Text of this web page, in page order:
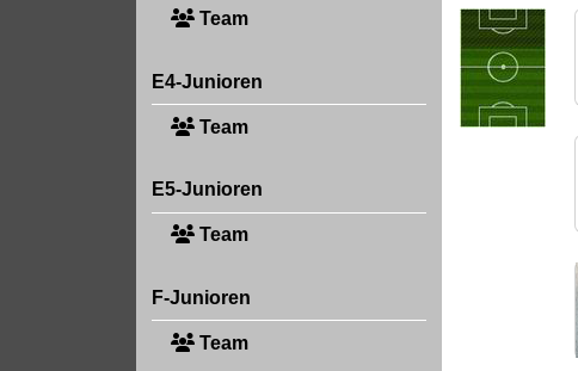
Team
E4-Junioren
Team
E5-Junioren
Team
F-Junioren
Team